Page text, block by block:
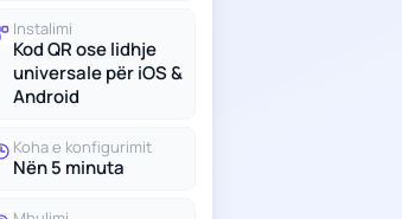
Instalimi
Kod QR ose lidhje
universale për iOS &
Android
Koha e konfigurimit
Nën 5 minuta